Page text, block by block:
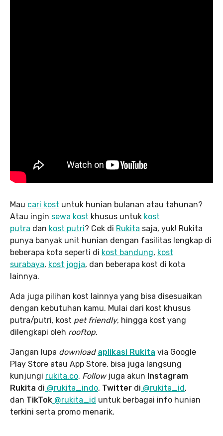
Mau cari kost untuk hunian bulanan atau tahunan?
Atau ingin sewa kost khusus untuk kost
putra dan kost putri? Cek di Rukita saja, yuk! Rukita
punya banyak unit hunian dengan fasilitas lengkap di
beberapa kota seperti di kost bandung, kost
surabaya, kost jogja, dan beberapa kost di kota
lainnya.
Ada juga pilihan kost lainnya yang bisa disesuaikan
dengan kebutuhan kamu. Mulai dari kost khusus
putra/putri, kost pet friendly, hingga kost yang
dilengkapi oleh rooftop.
Jangan lupa download aplikasi Rukita via Google
Play Store atau App Store, bisa juga langsung
kunjungi rukita.co. Followjuga akun Instagram
Rukita di @rukita_indo, Twitter di @rukita_id,
dan TikTok @rukita_id untuk berbagai info hunian
terkini serta promo menarik.